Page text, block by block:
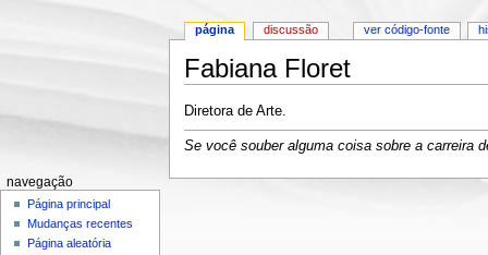
Fabiana Floret
Diretora de Arte.
Se você souber alguma coisa sobre a carreira
página discussão ver código-fonte
navegação
Página principal
Mudanças recentes
Página aleatória